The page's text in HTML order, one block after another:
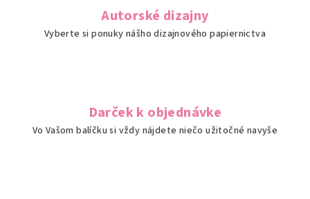
Autorské dizajny
Vyberte si ponuky nášho dizajnového papiernictva
Darček k objednávke
Vo Vašom balíčku si vždy nájdete niečo užitočné navyše